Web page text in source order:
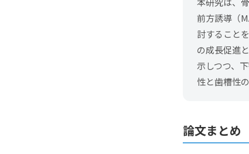
前方誘導（
討すること
の成長促進
示しつつ、
性と歯槽性
論文まとめ